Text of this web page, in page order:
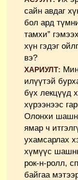
сайн авдаг
бол ард
тамхи”
хүн гэдэг
вэ?
ХАРИУЛТ:
илүүтэй
бүх лекцүүд
хүрээнээс
Олонхи
ямар ч
ухамсарлах
хүмүүс
рок-н-ролл,
байгаа